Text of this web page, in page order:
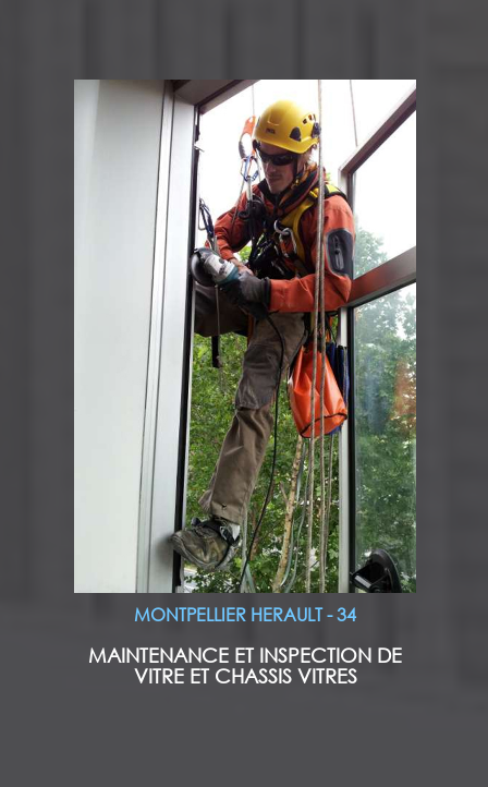
MONTPELLIER HERAULT - 34
MAINTENANCE ET INSPECTION DE
VITRE ET CHASSIS VITRES